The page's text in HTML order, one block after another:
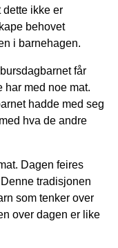
dette ikke er
behovet
i barnehagen.
får
har med noe mat.
hadde med seg
hva de andre
Dagen feires
tradisjonen
som tenker over
over dagen er like